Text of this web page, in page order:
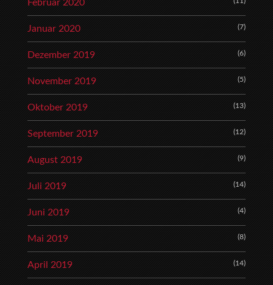
Februar 2020
Januar 2020 (7)
Dezember 2019 (6)
November 2019 (5)
Oktober 2019 (13)
September 2019 (12)
August 2019 (9)
Juli 2019 (14)
Juni 2019 (4)
Mai 2019 (8)
April 2019 (14)